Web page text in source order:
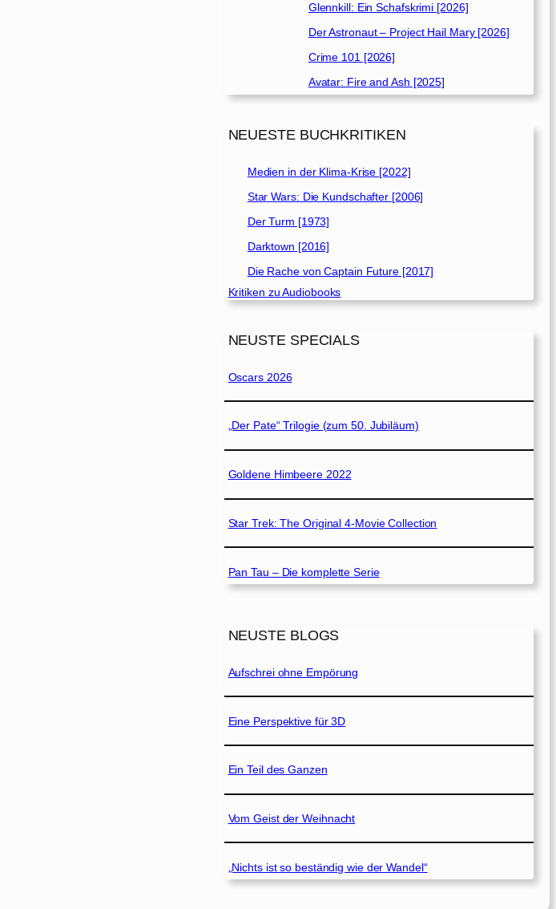
Glennkill: Ein Schafskrimi [2026]
Der Astronaut – Project Hail Mary [2026]
Crime 101 [2026]
Avatar: Fire and Ash [2025]
NEUESTE BUCHKRITIKEN
Medien in der Klima-Krise [2022]
Star Wars: Die Kundschafter [2006]
Der Turm [1973]
Darktown [2016]
Die Rache von Captain Future [2017]
Kritiken zu Audiobooks
NEUSTE SPECIALS
Oscars 2026
„Der Pate“ Trilogie (zum 50. Jubiläum)
Goldene Himbeere 2022
Star Trek: The Original 4-Movie Collection
Pan Tau – Die komplette Serie
NEUSTE BLOGS
Aufschrei ohne Empörung
Eine Perspektive für 3D
Ein Teil des Ganzen
Vom Geist der Weihnacht
„Nichts ist so beständig wie der Wandel“